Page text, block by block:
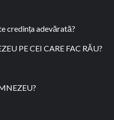
credința adevărată?
PE CEI CARE FAC RĂU?